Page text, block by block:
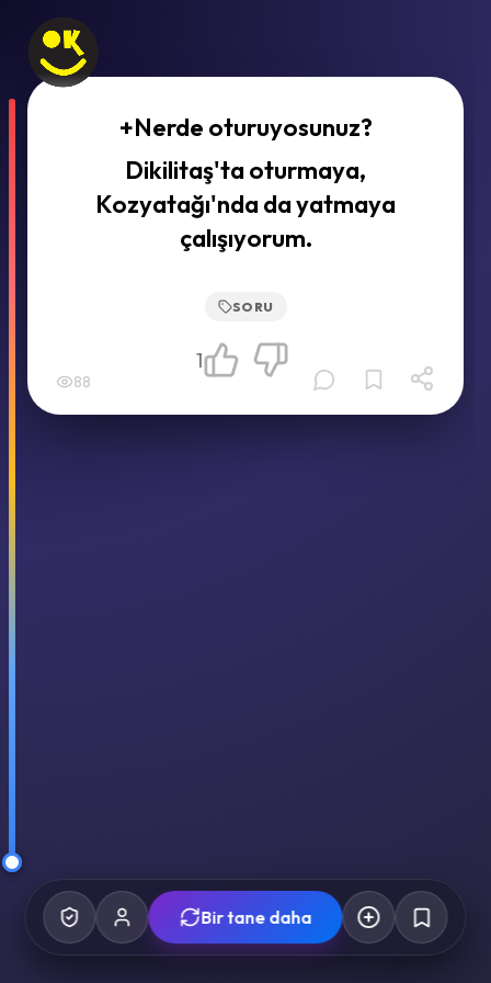
+Nerde oturuyosunuz?
Dikilitaş'ta oturmaya,
Kozyatağı'nda da yatmaya
çalışıyorum.
SORU
88
1
Bir tane daha